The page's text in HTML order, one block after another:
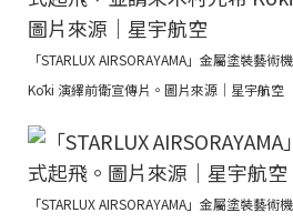
「STARLUX AIRSORAYAMA」金屬塗裝藝
Kōki 演繹前衛宣傳片。圖片來源｜星宇航空
「STARLUX AIRSORAYAMA」金屬塗裝藝